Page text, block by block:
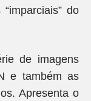
do
de imagens
e também as
Apresenta o